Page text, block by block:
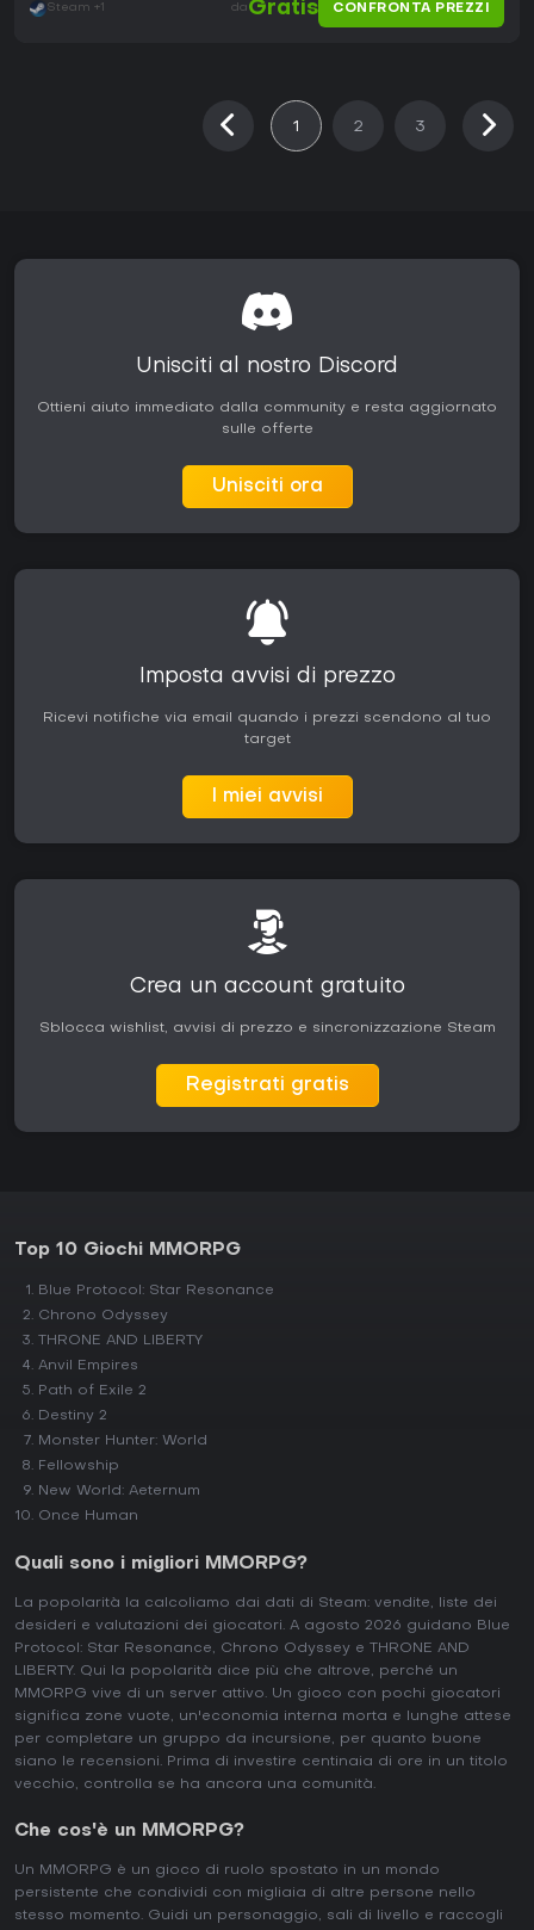
Steam +1 da Gratis CONFRONTA PREZZI
1 2 3
Unisciti al nostro Discord
Ottieni aiuto immediato dalla community e resta aggiornato
sulle offerte
Unisciti ora
Imposta avvisi di prezzo
Ricevi notifiche via email quando i prezzi scendono al tuo
target
I miei avvisi
Crea un account gratuito
Sblocca wishlist, avvisi di prezzo e sincronizzazione Steam
Registrati gratis
Top 10 Giochi MMORPG
Blue Protocol: Star Resonance
Chrono Odyssey
THRONE AND LIBERTY
Anvil Empires
Path of Exile 2
Destiny 2
Monster Hunter: World
Fellowship
New World: Aeternum
Once Human
Quali sono i migliori MMORPG?
La popolarità la calcoliamo dai dati di Steam: vendite, liste dei
desideri e valutazioni dei giocatori. A agosto 2026 guidano Blue
Protocol: Star Resonance, Chrono Odyssey e THRONE AND
LIBERTY. Qui la popolarità dice più che altrove, perché un
MMORPG vive di un server attivo. Un gioco con pochi giocatori
significa zone vuote, un'economia interna morta e lunghe attese
per completare un gruppo da incursione, per quanto buone
siano le recensioni. Prima di investire centinaia di ore in un titolo
vecchio, controlla se ha ancora una comunità.
Che cos'è un MMORPG?
Un MMORPG è un gioco di ruolo spostato in un mondo
persistente che condividi con migliaia di altre persone nello
stesso momento. Guidi un personaggio, sali di livello e raccogli